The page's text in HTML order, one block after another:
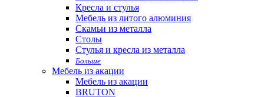
Кресла и стулья
Мебель из литого алюминия
Скамьи из металла
Столы
Стулья и кресла из металла
Больше
Мебель из акации
Мебель из акации
BRUTON